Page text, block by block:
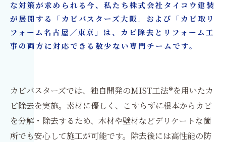
な対策が求められる今、私たち株式会社タイコウ建装
が展開する「カビバスターズ大阪」および「カビ取リ
フォーム名古屋／東京」は、カビ除去とリフォーム工
事の両方に対応できる数少ない専門チームです。
カビバスターズでは、独自開発のMIST工法®を用いたカ
ビ除去を実施。素材に優しく、こすらずに根本からカビ
を分解・除去するため、木材や壁材などデリケートな箇
所でも安心して施工が可能です。除去後には高性能の防